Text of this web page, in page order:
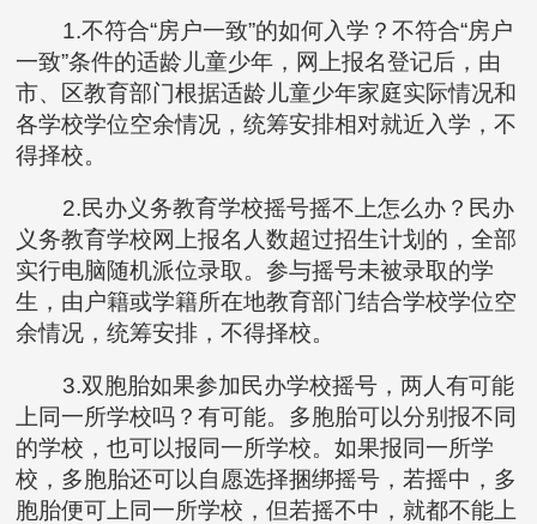
1.不符合“房户一致”的如何入学？不符合“房户
一致”条件的适龄儿童少年，网上报名登记后，由
市、区教育部门根据适龄儿童少年家庭实际情况和
各学校学位空余情况，统筹安排相对就近入学，不
得择校。
2.民办义务教育学校摇号摇不上怎么办？民办
义务教育学校网上报名人数超过招生计划的，全部
实行电脑随机派位录取。参与摇号未被录取的学
生，由户籍或学籍所在地教育部门结合学校学位空
余情况，统筹安排，不得择校。
3.双胞胎如果参加民办学校摇号，两人有可能
上同一所学校吗？有可能。多胞胎可以分别报不同
的学校，也可以报同一所学校。如果报同一所学
校，多胞胎还可以自愿选择捆绑摇号，若摇中，多
胞胎便可上同一所学校，但若摇不中，就都不能上